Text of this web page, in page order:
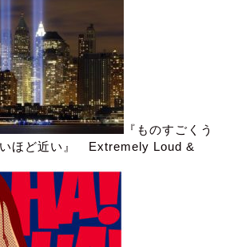
『ものすごくう
いほど近い』 Extremely Loud &